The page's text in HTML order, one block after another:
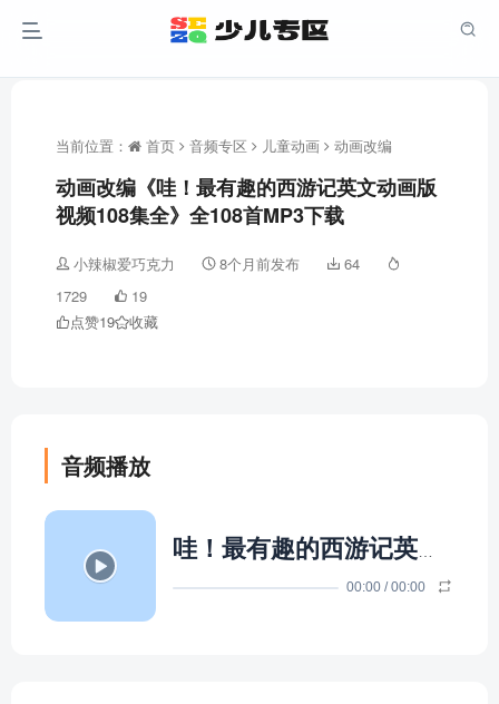
当前位置： 首页 音频专区 儿童动画 动画改编
动画改编《哇！最有趣的西游记英文动画版
视频108集全》全108首MP3下载
小辣椒爱巧克力 8个月前发布
64
1729
19
点赞19 收藏
音频播放
00:00 /00:00